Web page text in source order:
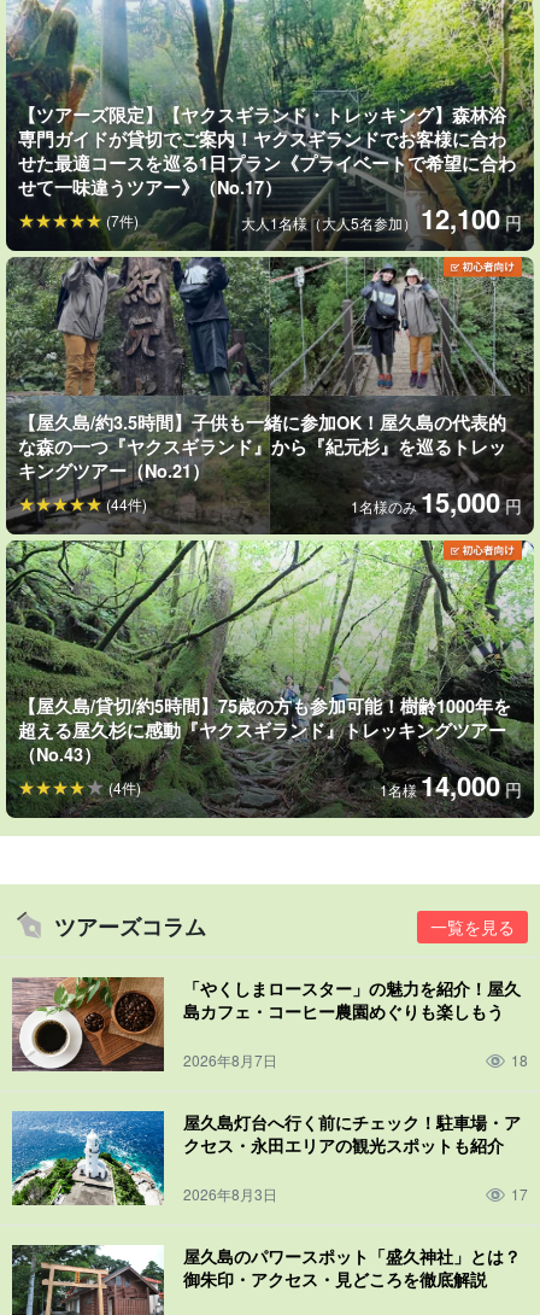
【ツアーズ限定】【ヤクスギランド・トレッキング】森林浴
専門ガイドが貸切でご案内！ヤクスギランドでお客様に合わ
せた最適コースを巡る1日プラン《プライベートで希望に合わ
せて一味違うツアー》（No.17）
大人1名様（大人5名参加） 12,100 円
(7件)
【屋久島/約3.5時間】子供も一緒に参加OK！屋久島の代表的
な森の一つ『ヤクスギランド』から『紀元杉』を巡るトレッ
キングツアー（No.21）
1名様のみ15,000 円
(44件)
【屋久島/貸切/約5時間】75歳の方も参加可能！樹齢1000年を
超える屋久杉に感動『ヤクスギランド』トレッキングツアー
（No.43）
1名様14,000 円
(4件)
ツアーズコラム 一覧を見る
「やくしまロースター」の魅力を紹介！屋久
島カフェ・コーヒー農園めぐりも楽しもう
2026年8月7日 18
屋久島灯台へ行く前にチェック！駐車場・ア
クセス・永田エリアの観光スポットも紹介
2026年8月3日 17
屋久島のパワースポット「盛久神社」とは？
御朱印・アクセス・見どころを徹底解説